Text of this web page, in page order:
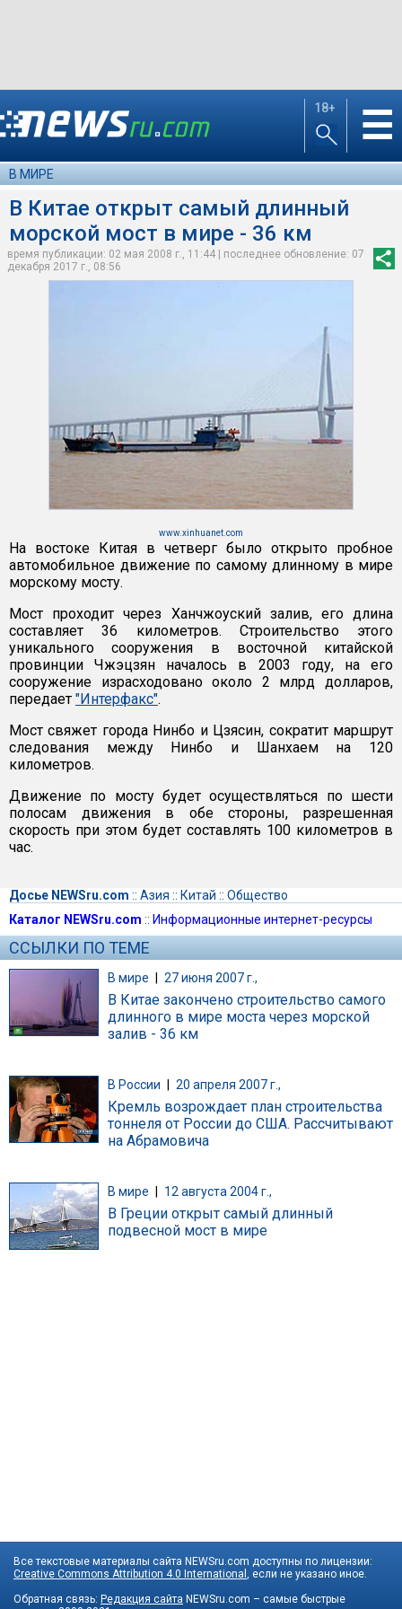
18+ ☰
В МИРЕ
В Китае открыт самый длинный
морской мост в мире - 36 км
время публикации: 02 мая 2008 г., 11:44 | последнее обновление: 07
декабря 2017 г., 08:56
www.xinhuanet.com
На востоке Китая в четверг было открыто пробное
автомобильное движение по самому длинному в мире
морскому мосту.
Мост проходит через Ханчжоуский залив, его длина
составляет 36 километров. Строительство этого
уникального сооружения в восточной китайской
провинции Чжэцзян началось в 2003 году, на его
сооружение израсходовано около 2 млрд долларов,
передает "Интерфакс".
Мост свяжет города Нинбо и Цзясин, сократит маршрут
следования между Нинбо и Шанхаем на 120
километров.
Движение по мосту будет осуществляться по шести
полосам движения в обе стороны, разрешенная
скорость при этом будет составлять 100 километров в
час.
Досье NEWSru.com :: Азия :: Китай :: Общество
Каталог NEWSru.com :: Информационные интернет-ресурсы
ССЫЛКИ ПО ТЕМЕ
В мире | 27 июня 2007 г.,
В Китае закончено строительство самого
длинного в мире моста через морской
залив - 36 км
В России 20 апреля 2007 г.,
Кремль возрождает план строительства
тоннеля от России до США. Рассчитывают
на Абрамовича
В мире 12 августа 2004 г.,
В Греции открыт самый длинный
подвесной мост в мире
Все текстовые материалы сайта NEWSru.com доступны по лицензии:
Creative Commons Attribution 4.0 International , если не указано иное.
Обратная связь: Редакция сайта NEWSru.com – самые быстрые